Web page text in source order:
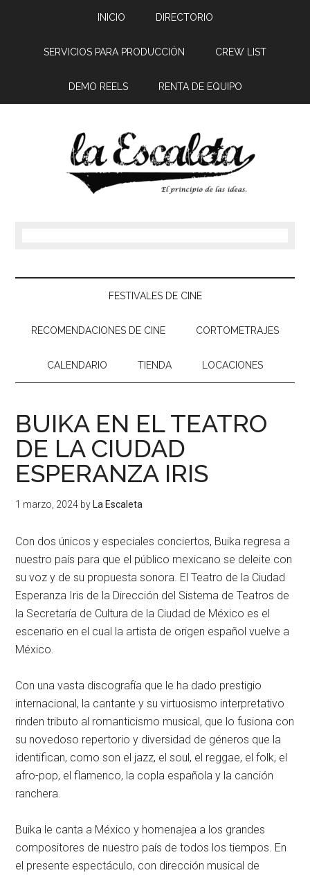
INICIO DIRECTORIO
SERVICIOS PARA PRODUCCIÓN CREW LIST
DEMO REELS RENTA DE EQUIPO
FESTIVALES DE CINE
RECOMENDACIONES DE CINE CORTOMETRAJES
CALENDARIO TIENDA LOCACIONES
BUIKA EN EL TEATRO
DE LA CIUDAD
ESPERANZA IRIS
1 marzo, 2024 by La Escaleta
Con dos únicos y especiales conciertos, Buika regresa a
nuestro país para que el público mexicano se deleite con
su voz y de su propuesta sonora. ElTeatro de la Ciudad
Esperanza Iris de la Dirección del Sistema de Teatros de
la Secretaría de Cultura de la Ciudad de México es el
escenario en el cual la artista de origen español vuelve a
México.
Con una vasta discografía que le ha dado prestigio
internacional, la cantante y su virtuosismo interpretativo
rinden tributo al romanticismo musical, que lo fusiona con
su novedoso repertorio y diversidad de géneros que la
identifican, como son el jazz, el soul, el reggae, el folk, el
afro-pop, el flamenco, la copla española y la canción
ranchera.
Buika le canta a México y homenajea a los grandes
compositores de nuestro país de todos los tiempos. En
el presente espectáculo, con dirección musical de